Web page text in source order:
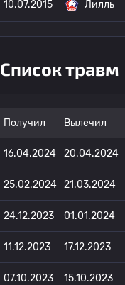
10.07.2015 Лилль
Список травм
Получил Вылечил
16.04.2024 20.04.2024
25.02.2024 21.03.2024
24.12.2023 01.01.2024
11.12.2023 17.12.2023
07.10.2023 15.10.2023